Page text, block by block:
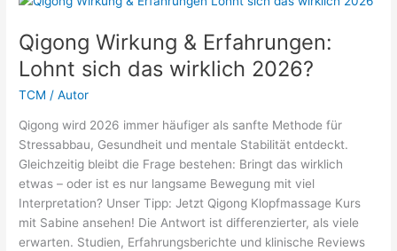
ist
besser
2026?
Qigong Wirkung & Erfahrungen:
Lohnt sich das wirklich 2026?
TCM /Autor
Qigong wird 2026 immer häufiger als sanfte Methode für
Stressabbau, Gesundheit und mentale Stabilität entdeckt.
Gleichzeitig bleibt die Frage bestehen: Bringt das wirklich
etwas – oder ist es nur langsame Bewegung mit viel
Interpretation? Unser Tipp: Jetzt Qigong Klopfmassage Kurs
mit Sabine ansehen! Die Antwort ist differenzierter, als viele
erwarten. Studien, Erfahrungsberichte und klinische Reviews